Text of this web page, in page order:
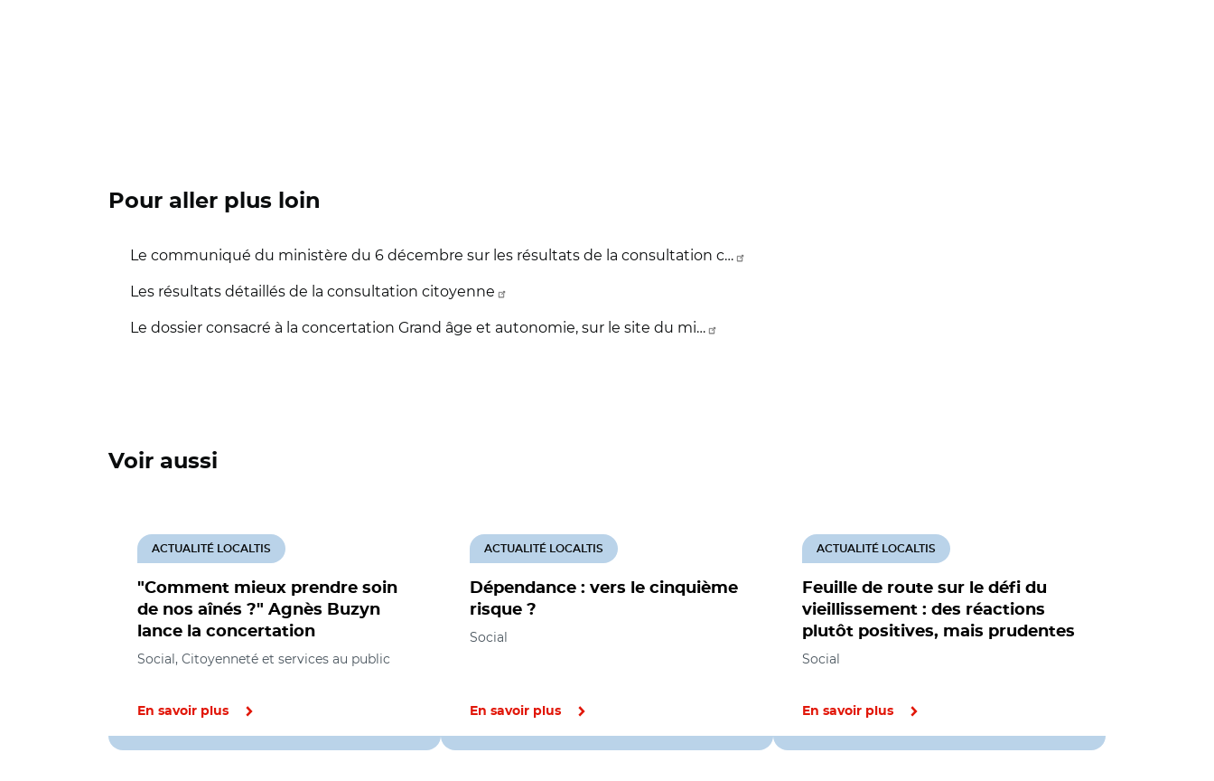
Pour aller plus loin
Le communiqué du ministère du 6 décembre sur les résultats de la consultation c…
Les résultats détaillés de la consultation citoyenne
Le dossier consacré à la concertation Grand âge et autonomie, sur le site du mi…
Voir aussi
"Comment mieux prendre soin
de nos aînés ?" Agnès Buzyn
lance la concertation
ACTUALITÉ LOCALTIS
Social, Citoyenneté et services au public
En savoir plus
Dépendance : vers le cinquième
risque ?
ACTUALITÉ LOCALTIS
Social
En savoir plus
Feuille de route sur le défi du
vieillissement : des réactions
plutôt positives, mais prudentes
ACTUALITÉ LOCALTIS
Social
En savoir plus